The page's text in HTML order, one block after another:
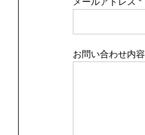
お問い合わせ内容